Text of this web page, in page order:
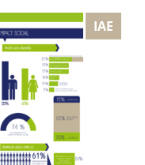
IAE